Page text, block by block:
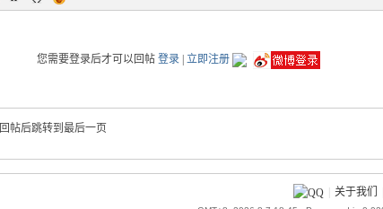
您需要登录后才可以回帖 登录| 立即注册
回帖后跳转到最后一页
关于我们